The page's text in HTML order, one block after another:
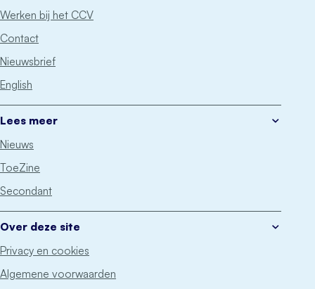
Werken bij het CCV
Contact
Nieuwsbrief
English
Lees meer
Nieuws
ToeZine
Secondant
Over deze site
Privacy en cookies
Algemene voorwaarden